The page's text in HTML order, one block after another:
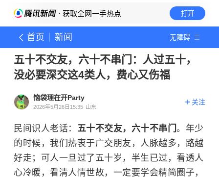
· 获取全网一手热点 打开
首页 新闻 无障碍
五十不交友，六十不串门：人过五十，
没必要深交这4类人，费心又伤福
恼袋理在开Party
2026年5月26日15:35 山东
关注
民间识人老话： 五十不交友，六十不串门 。年少
的时候，我们热衷于广交朋友，人脉越多，路越
好走；可人一旦过了五十岁，半生已过，看透人
心冷暖，看清人情世故，一定要学会精简圈子，